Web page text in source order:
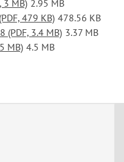
3 MB) 2.95 MB
479 KB) 478.56 KB
(PDF, 3.4 MB) 3.37 MB
MB) 4.5 MB